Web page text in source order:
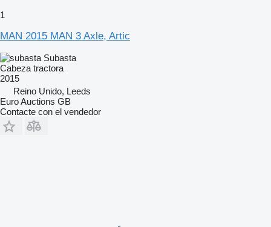
1
MAN 2015 MAN 3 Axle, Artic
Subasta
Cabeza tractora
2015
Reino Unido, Leeds
Euro Auctions GB
Contacte con el vendedor